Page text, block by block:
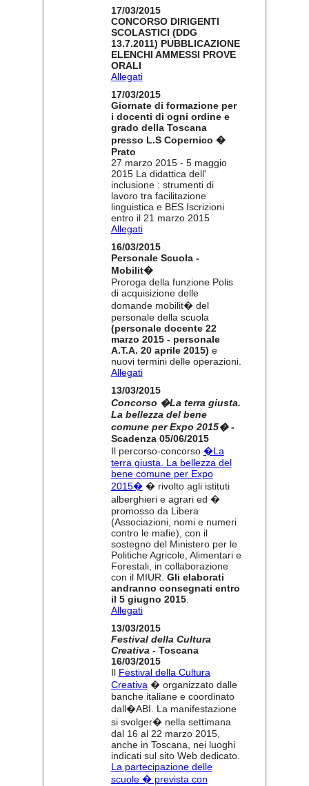
17/03/2015
CONCORSO DIRIGENTI
SCOLASTICI (DDG
13.7.2011) PUBBLICAZIONE
ELENCHI AMMESSI PROVE
ORALI
Allegati
17/03/2015
Giornate di formazione per
i docenti di ogni ordine e
grado della Toscana
presso L.S Copernico �
Prato
27 marzo 2015 - 5 maggio
2015 La didattica dell'
inclusione : strumenti di
lavoro tra facilitazione
linguistica e BES Iscrizioni
entro il 21 marzo 2015
Allegati
16/03/2015
Personale Scuola -
Mobilit�
Proroga della funzione Polis
di acquisizione delle
domande mobilit� del
personale della scuola
(personale docente 22
marzo 2015 - personale
A.T.A. 20 aprile 2015) e
nuovi termini delle operazioni.
Allegati
13/03/2015
Concorso �La terra giusta.
La bellezza del bene
comune per Expo 2015� -
Scadenza 05/06/2015
Il percorso-concorso �La
terra giusta. La bellezza del
bene comune per Expo
2015�� rivolto agli istituti
alberghieri e agrari ed �
promosso da Libera
(Associazioni, nomi e numeri
contro le mafie), con il
sostegno del Ministero per le
Politiche Agricole, Alimentari e
Forestali, in collaborazione
con il MIUR. Gli elaborati
andranno consegnati entro
il 5 giugno 2015.
Allegati
13/03/2015
Festival della Cultura
Creativa - Toscana
16/03/2015
Il Festival della Cultura
Creativa� organizzato dalle
banche italiane e coordinato
dall�ABI. La manifestazione
si svolger� nella settimana
dal 16 al 22 marzo 2015,
anche in Toscana, nei luoghi
indicati sul sito Web dedicato.
La partecipazione delle
scuole � prevista con